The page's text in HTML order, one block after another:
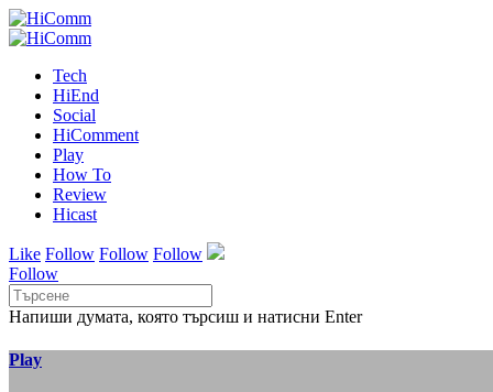
Tech
HiEnd
Social
HiComment
Play
How To
Review
Hicast
Like Follow Follow Follow
Follow
Напиши думата, която търсиш и натисни Enter
Play